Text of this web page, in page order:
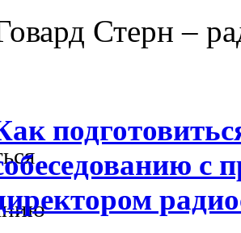
Стерн –
с